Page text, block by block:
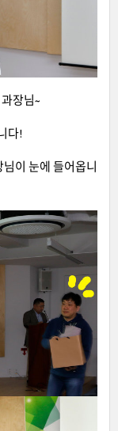
장님~
다!
이 눈에 들어옵니